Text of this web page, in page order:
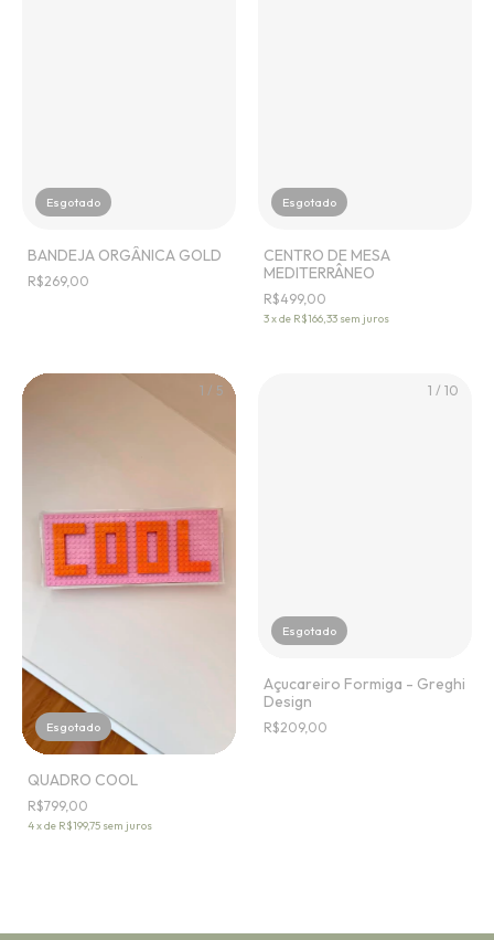
Esgotado
BANDEJA ORGÂNICA GOLD
R$269,00
Esgotado
CENTRO DE MESA
MEDITERRÂNEO
R$499,00
3xde R$166,33 sem juros
1 / 5
Esgotado
QUADRO COOL
R$799,00
4xde R$199,75 sem juros
1 / 10
Esgotado
Açucareiro Formiga - Greghi
Design
R$209,00